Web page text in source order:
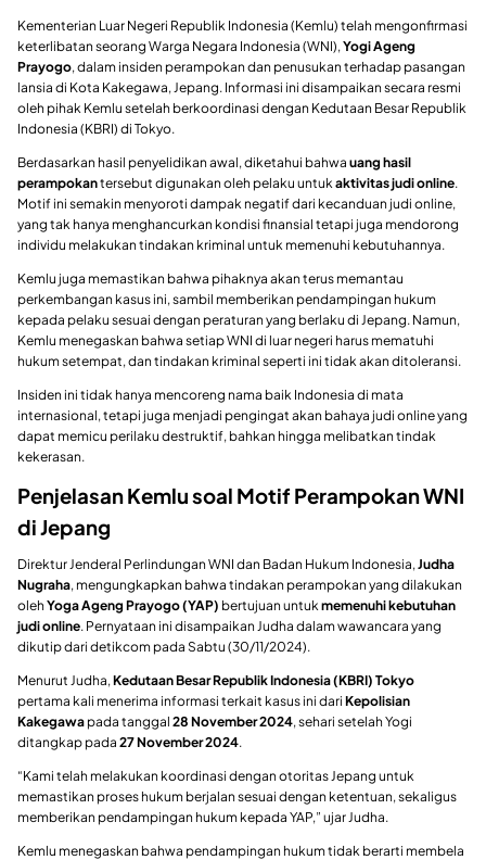
Kementerian Luar Negeri Republik Indonesia (Kemlu) telah mengonfirmasi
keterlibatan seorang Warga Negara Indonesia (WNI),Yogi Ageng
Prayogo, dalam insiden perampokan dan penusukan terhadap pasangan
lansia di Kota Kakegawa, Jepang. Informasi ini disampaikan secara resmi
oleh pihak Kemlu setelah berkoordinasi dengan Kedutaan Besar Republik
Indonesia (KBRI) di Tokyo.
Berdasarkan hasil penyelidikan awal, diketahui bahwa uang hasil
perampokantersebut digunakan oleh pelaku untukaktivitas judi online.
Motif ini semakin menyoroti dampak negatif dari kecanduan judi online,
yang tak hanya menghancurkan kondisi finansial tetapi juga mendorong
individu melakukan tindakan kriminal untuk memenuhi kebutuhannya.
Kemlu juga memastikan bahwa pihaknya akan terus memantau
perkembangan kasus ini, sambil memberikan pendampingan hukum
kepada pelaku sesuai dengan peraturan yang berlaku di Jepang. Namun,
Kemlu menegaskan bahwa setiap WNI di luar negeri harus mematuhi
hukum setempat, dan tindakan kriminal seperti ini tidak akan ditoleransi.
Insiden ini tidak hanya mencoreng nama baik Indonesia di mata
internasional, tetapi juga menjadi pengingat akan bahaya judi online yang
dapat memicu perilaku destruktif, bahkan hingga melibatkan tindak
kekerasan.
Penjelasan Kemlu soal Motif Perampokan WNI
di Jepang
Direktur Jenderal Perlindungan WNI dan Badan Hukum Indonesia, Judha
Nugraha, mengungkapkan bahwa tindakan perampokan yang dilakukan
oleh Yoga Ageng Prayogo (YAP) bertujuan untuk memenuhi kebutuhan
judi online. Pernyataan ini disampaikan Judha dalam wawancara yang
dikutip dari detikcom pada Sabtu (30/11/2024).
Menurut Judha, Kedutaan Besar Republik Indonesia (KBRI) Tokyo
pertama kali menerima informasi terkait kasus ini dari Kepolisian
Kakegawa pada tanggal 28 November 2024, sehari setelah Yogi
ditangkap pada 27 November 2024.
“Kami telah melakukan koordinasi dengan otoritas Jepang untuk
memastikan proses hukum berjalan sesuai dengan ketentuan, sekaligus
memberikan pendampingan hukum kepada YAP,” ujar Judha.
Kemlu menegaskan bahwa pendampingan hukum tidak berarti membela